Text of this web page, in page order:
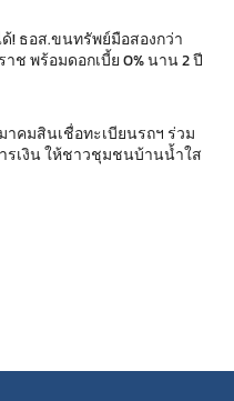
! ธอส.ขนทรัพย์มือสองกว่า
าช พร้อมดอกเบี้ย 0% นาน 2 ปี
าคมสินเชื่อทะเบียนรถฯ ร่วม
รเงิน ให้ชาวชุมชนบ้านน้ำใส